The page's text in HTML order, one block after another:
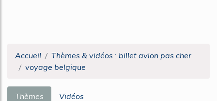
Accueil
Thèmes & vidéos : billet avion pas cher
voyage belgique
Thèmes Vidéos